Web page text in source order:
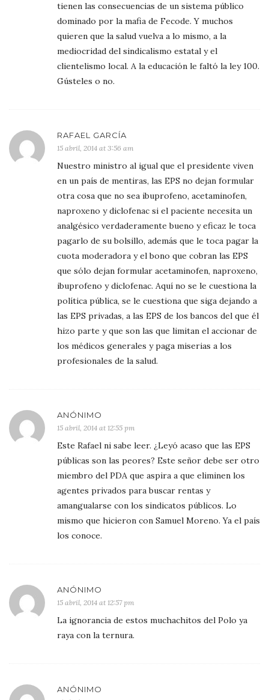
tienen las consecuencias de un sistema público
dominado por la mafia de Fecode. Y muchos
quieren que la salud vuelva a lo mismo, a la
mediocridad del sindicalismo estatal y el
clientelismo local. A la educación le faltó la ley 100.
Gústeles o no.
RAFAEL GARCÍA
15 abril, 2014 at 3:56 am
Nuestro ministro al igual que el presidente viven
en un país de mentiras, las EPS no dejan formular
otra cosa que no sea ibuprofeno, acetaminofen,
naproxeno y diclofenac si el paciente necesita un
analgésico verdaderamente bueno y eficaz le toca
pagarlo de su bolsillo, además que le toca pagar la
cuota moderadora y el bono que cobran las EPS
que sólo dejan formular acetaminofen, naproxeno,
ibuprofeno y diclofenac. Aquí no se le cuestiona la
política pública, se le cuestiona que siga dejando a
las EPS privadas, a las EPS de los bancos del que él
hizo parte y que son las que limitan el accionar de
los médicos generales y paga miserias a los
profesionales de la salud.
ANÓNIMO
15 abril, 2014 at 12:55 pm
Este Rafael ni sabe leer. ¿Leyó acaso que las EPS
públicas son las peores? Este señor debe ser otro
miembro del PDA que aspira a que eliminen los
agentes privados para buscar rentas y
amangualarse con los sindicatos públicos. Lo
mismo que hicieron con Samuel Moreno. Ya el país
los conoce.
ANÓNIMO
15 abril, 2014 at 12:57 pm
La ignorancia de estos muchachitos del Polo ya
raya con la ternura.
ANÓNIMO